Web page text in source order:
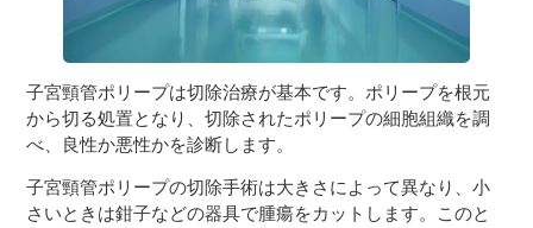
子宮頸管ポリープは切除治療が基本です。ポリープを根元
から切る処置となり、切除されたポリープの細胞組織を調
べ、良性か悪性かを診断します。
子宮頸管ポリープの切除手術は大きさによって異なり、小
さいときは鉗子などの器具で腫瘍をカットします。このと